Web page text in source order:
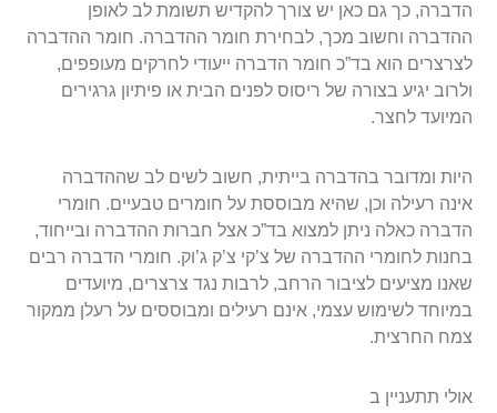
הדברה, כך גם כאן יש צורך להקדיש תשומת לב לאופן
ההדברה וחשוב מכך, לבחירת חומר ההדברה. חומר ההדברה
לצרצרים הוא בד”כ חומר הדברה ייעודי לחרקים מעופפים,
ולרוב יגיע בצורה של ריסוס לפנים הבית או פיתיון גרגירים
המיועד לחצר.
היות ומדובר בהדברה בייתית, חשוב לשים לב שההדברה
אינה רעילה וכן, שהיא מבוססת על חומרים טבעיים. חומרי
הדברה כאלה ניתן למצוא בד”כ אצל חברות ההדברה ובייחוד,
בחנות לחומרי ההדברה של צ’קי צ’ק ג’וק. חומרי הדברה רבים
שאנו מציעים לציבור הרחב, לרבות נגד צרצרים, מיועדים
במיוחד לשימוש עצמי, אינם רעילים ומבוססים על רעלן ממקור
צמח החרצית.
אולי תתעניין ב